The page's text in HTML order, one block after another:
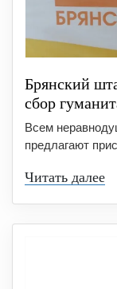
Брянский
сбор
Всем
предлагают
Читать далее